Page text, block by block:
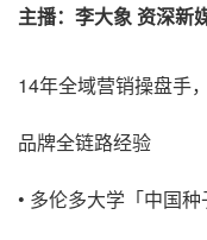
主播：李大象 资深新
14年全域营销操盘手
品牌全链路经验
• 多伦多大学「中国